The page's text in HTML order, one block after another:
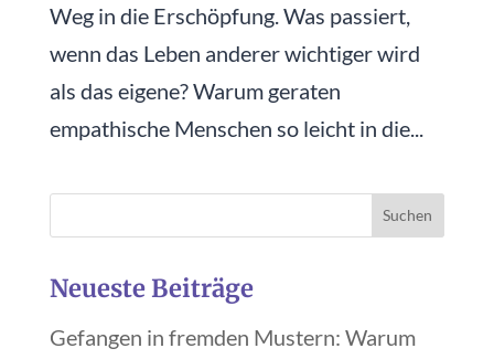
Weg in die Erschöpfung. Was passiert,
wenn das Leben anderer wichtiger wird
als das eigene? Warum geraten
empathische Menschen so leicht in die...
Neueste Beiträge
Gefangen in fremden Mustern: Warum